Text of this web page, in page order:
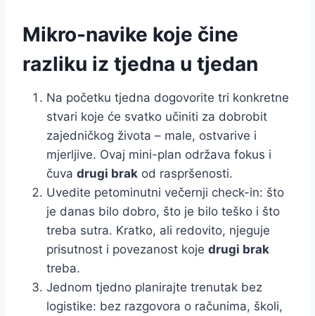
Mikro-navike koje čine
razliku iz tjedna u tjedan
Na početku tjedna dogovorite tri konkretne
stvari koje će svatko učiniti za dobrobit
zajedničkog života – male, ostvarive i
mjerljive. Ovaj mini-plan održava fokus i
čuva drugi brak od raspršenosti.
Uvedite petominutni večernji check-in: što
je danas bilo dobro, što je bilo teško i što
treba sutra. Kratko, ali redovito, njeguje
prisutnost i povezanost koje drugi brak
treba.
Jednom tjedno planirajte trenutak bez
logistike: bez razgovora o računima, školi,